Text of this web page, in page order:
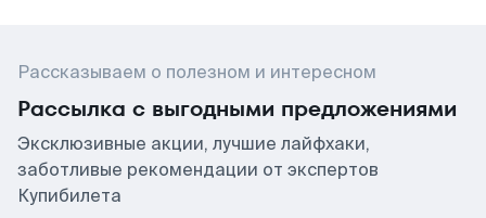
Рассказываем о полезном и интересном
Рассылка с выгодными предложениями
Эксклюзивные акции, лучшие лайфхаки,
заботливые рекомендации от экспертов
Купибилета